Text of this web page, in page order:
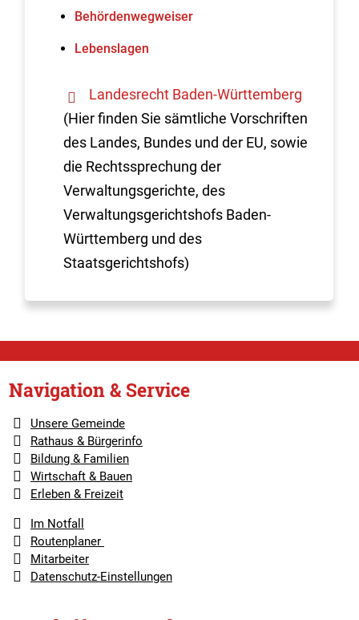
Behördenwegweiser
Lebenslagen
Landesrecht Baden-Württemberg
(Hier finden Sie sämtliche Vorschriften
des Landes, Bundes und der EU, sowie
die Rechtssprechung der
Verwaltungsgerichte, des
Verwaltungsgerichtshofs Baden-
Württemberg und des
Staatsgerichtshofs)
Navigation & Service
Unsere Gemeinde
Rathaus & Bürgerinfo
Bildung & Familien
Wirtschaft & Bauen
Erleben & Freizeit
Im Notfall
Routenplaner
Mitarbeiter
Datenschutz-Einstellungen